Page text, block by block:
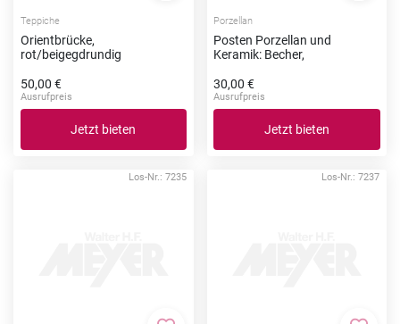
Teppiche
Orientbrücke,
rot/beigegdrundig
50,00 €
Ausrufpreis
Jetzt bieten
Porzellan
Posten Porzellan und
Keramik: Becher,
30,00 €
Ausrufpreis
Jetzt bieten
Los-Nr.: 7235 Los-Nr.: 7237